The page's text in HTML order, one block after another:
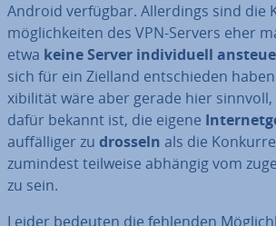
Android verfügbar. Al­ler­dings sind
mög­lich­kei­ten des VPN-Servers eher
etwa keine Server in­di­vi­du­ell
sich für ein Zielland ent­schie­den
xi­bi­li­tät wäre aber gerade hier sinnvoll,
dafür bekannt ist, die eigene
auf­fäl­li­ger zu drosseln als die
zumindest teilweise abhängig vom
zu sein.
Leider bedeuten die fehlenden